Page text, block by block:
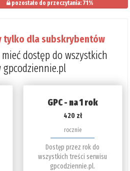
pozostało do przeczytania: 71%
tylko dla subskrybentów
dostęp do wszystkich
gpcodziennie.pl
GPC - na 1 rok
420 zł
rocznie
Dostęp przez rok do
wszystkich treści serwisu
gpcodziennie.pl.